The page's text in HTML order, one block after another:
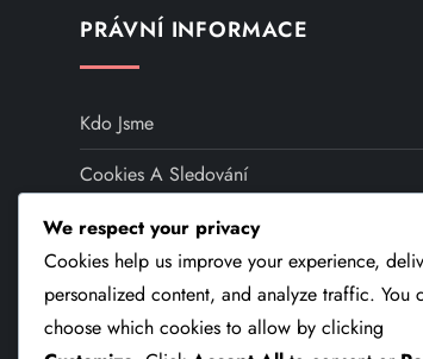
PRÁVNÍ INFORMACE
Kdo Jsme
Cookies A Sledování
Kontaktujte Nás
Podmínky Služby
Zásady Ochrany Dat
We respect your privacy
Cookies help us improve your experience,
personalized content, and analyze traffic. You
choose which cookies to allow by clicking